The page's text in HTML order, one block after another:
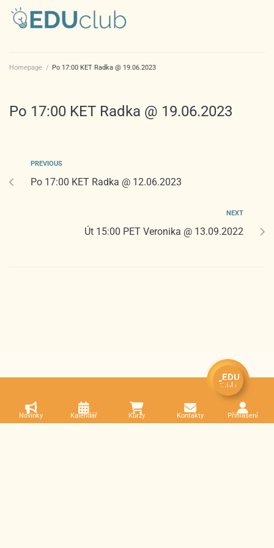
Homepage / Po 17:00 KET Radka @ 19.06.2023
Po 17:00 KET Radka @ 19.06.2023
PREVIOUS
Po 17:00 KET Radka @ 12.06.2023
NEXT
Út 15:00 PET Veronika @ 13.09.2022
Novinky Kalendář Kurzy Kontakty Přihlášení